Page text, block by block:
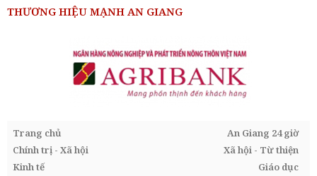
THƯƠNG HIỆU MẠNH AN GIANG
Trang chủ
An Giang 24 giờ
Chính trị - Xã hội
Xã hội - Từ thiện
Kinh tế
Giáo dục